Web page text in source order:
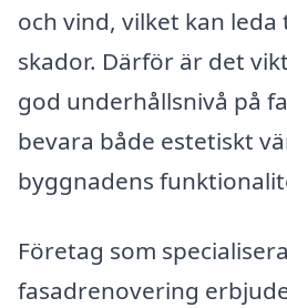
och vind, vilket kan leda
skador. Därför är det
god underhållsnivå på
bevara både estetiskt
byggnadens
Företag som
fasadrenovering